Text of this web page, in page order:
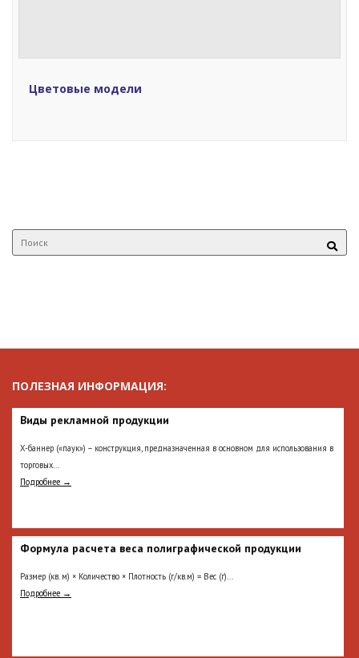
Цветовые модели
ПОЛЕЗНАЯ ИНФОРМАЦИЯ:
Виды рекламной продукции
Х-баннер («паук») – конструкция, предназначенная в основном для использования в
торговых...
Подробнее →
Формула расчета веса полиграфической продукции
Размер (кв. м) × Количество × Плотность (г/кв.м) = Вес (г)...
Подробнее →